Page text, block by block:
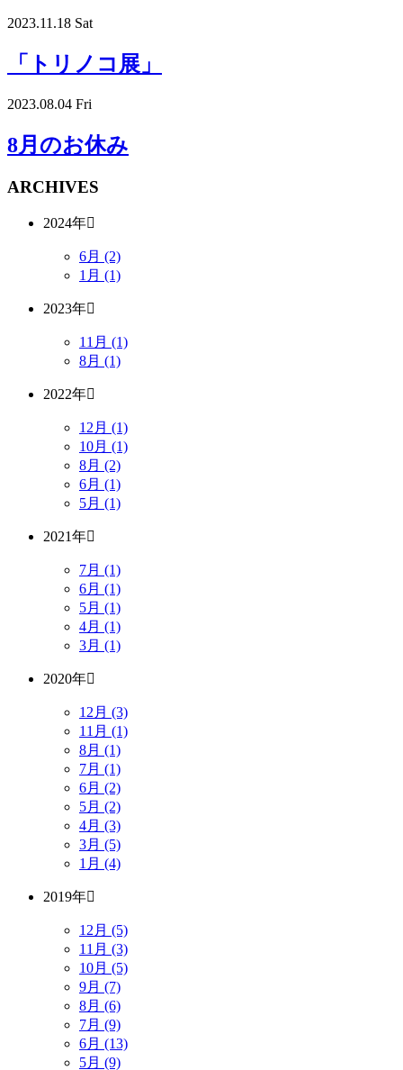
2023.11.18 Sat
「トリノコ展」
2023.08.04 Fri
8月のお休み
ARCHIVES
2024年
6月 (2)
1月 (1)
2023年
11月 (1)
8月 (1)
2022年
12月 (1)
10月 (1)
8月 (2)
6月 (1)
5月 (1)
2021年
7月 (1)
6月 (1)
5月 (1)
4月 (1)
3月 (1)
2020年
12月 (3)
11月 (1)
8月 (1)
7月 (1)
6月 (2)
5月 (2)
4月 (3)
3月 (5)
1月 (4)
2019年
12月 (5)
11月 (3)
10月 (5)
9月 (7)
8月 (6)
7月 (9)
6月 (13)
5月 (9)